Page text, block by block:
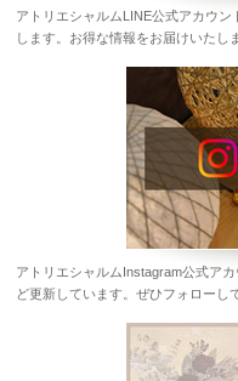
アトリエシャルムLINE公式アカウ
します。お得な情報をお届けいたし
アトリエシャルムInstagram公式ア
ど更新しています。ぜひフォローし